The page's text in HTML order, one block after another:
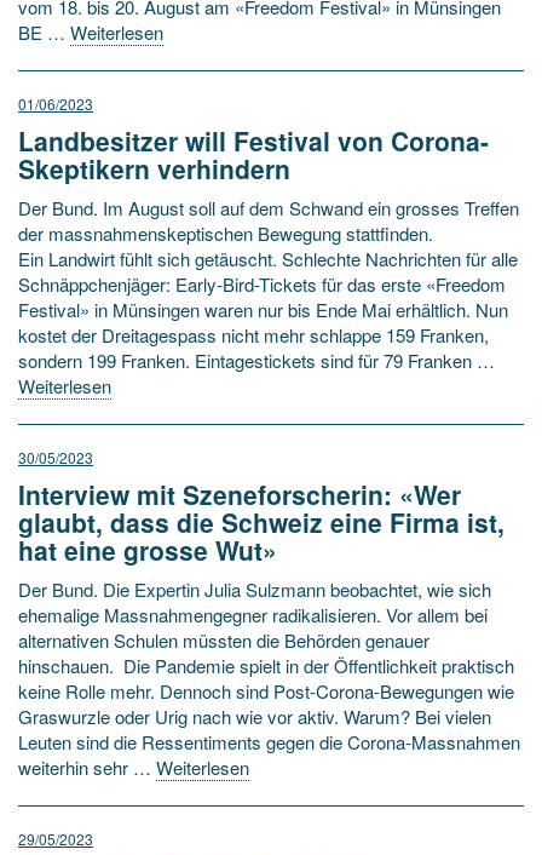
vom 18. bis 20. August am «Freedom Festival» in Münsingen
BE … Weiterlesen
01/06/2023
Landbesitzer will Festival von Corona-
Skeptikern verhindern
Der Bund. Im August soll auf dem Schwand ein grosses Treffen
der massnahmenskeptischen Bewegung stattfinden.
Ein Landwirt fühlt sich getäuscht. Schlechte Nachrichten für alle
Schnäppchenjäger: Early-Bird-Tickets für das erste «Freedom
Festival» in Münsingen waren nur bis Ende Mai erhältlich. Nun
kostet der Dreitagespass nicht mehr schlappe 159 Franken,
sondern 199 Franken. Eintagestickets sind für 79 Franken …
Weiterlesen
30/05/2023
Interview mit Szeneforscherin: «Wer
glaubt, dass die Schweiz eine Firma ist,
hat eine grosse Wut»
Der Bund. Die Expertin Julia Sulzmann beobachtet, wie sich
ehemalige Massnahmengegner radikalisieren. Vor allem bei
alternativen Schulen müssten die Behörden genauer
hinschauen. Die Pandemie spielt in der Öffentlichkeit praktisch
keine Rolle mehr. Dennoch sind Post-Corona-Bewegungen wie
Graswurzle oder Urig nach wie vor aktiv. Warum? Bei vielen
Leuten sind die Ressentiments gegen die Corona-Massnahmen
weiterhin sehr … Weiterlesen
29/05/2023